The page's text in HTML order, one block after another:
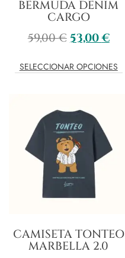
BERMUDA DENIM
CARGO
59,00€ 53,00€
SELECCIONAR OPCIONES
CAMISETA TONTEO
MARBELLA 2.0